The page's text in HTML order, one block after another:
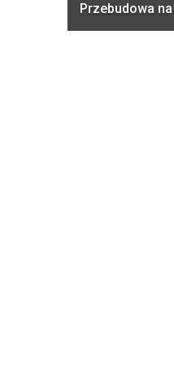
Przebudowa